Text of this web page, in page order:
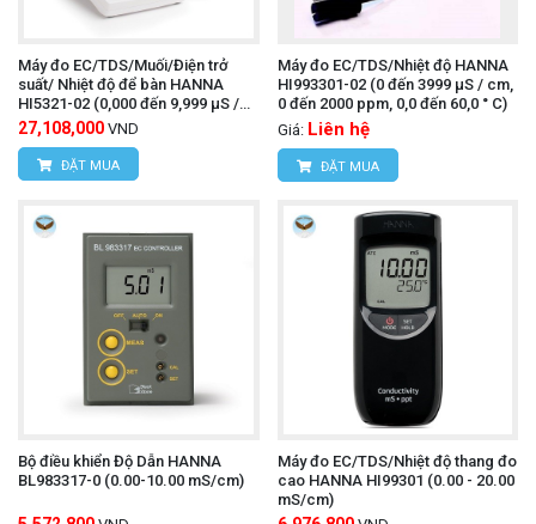
Máy đo EC/TDS/Muối/Điện trở
suất/ Nhiệt độ để bàn HANNA
HI5321-02 (0,000 đến 9,999 μS /
cm, 0,000 đến 9,999 ppm, 1,0 đến
99,9 Ω • cm)
27,108,000 VND
ĐẶT MUA
Máy đo EC/TDS/Nhiệt độ HANNA
HI993301-02 (0 đến 3999 µS / cm,
0 đến 2000 ppm, 0,0 đến 60,0 ° C)
Giá: Liên hệ
ĐẶT MUA
Bộ điều khiển Độ Dẫn HANNA
BL983317-0 (0.00-10.00 mS/cm)
Máy đo EC/TDS/Nhiệt độ thang đo
cao HANNA HI99301 (0.00 - 20.00
mS/cm)